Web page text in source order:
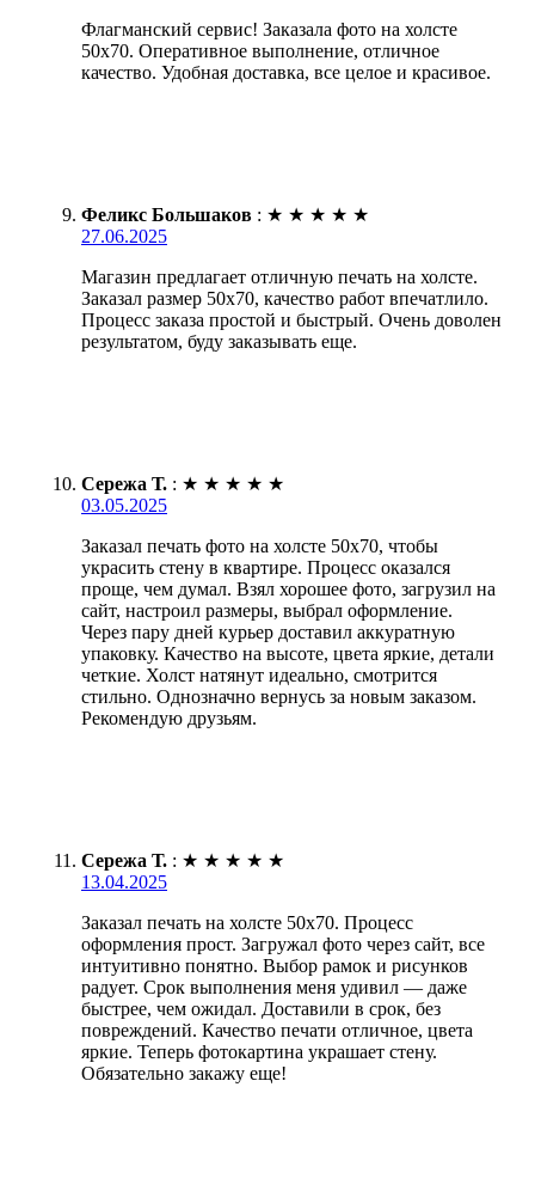
Флагманский сервис! Заказала фото на холсте
50х70. Оперативное выполнение, отличное
качество. Удобная доставка, все целое и красивое.
Феликс Большаков : ★ ★ ★ ★ ★
27.06.2025
Магазин предлагает отличную печать на холсте.
Заказал размер 50х70, качество работ впечатлило.
Процесс заказа простой и быстрый. Очень доволен
результатом, буду заказывать еще.
Сережа Т. : ★ ★ ★ ★ ★
03.05.2025
Заказал печать фото на холсте 50х70, чтобы
украсить стену в квартире. Процесс оказался
проще, чем думал. Взял хорошее фото, загрузил на
сайт, настроил размеры, выбрал оформление.
Через пару дней курьер доставил аккуратную
упаковку. Качество на высоте, цвета яркие, детали
четкие. Холст натянут идеально, смотрится
стильно. Однозначно вернусь за новым заказом.
Рекомендую друзьям.
Сережа Т. : ★ ★ ★ ★ ★
13.04.2025
Заказал печать на холсте 50х70. Процесс
оформления прост. Загружал фото через сайт, все
интуитивно понятно. Выбор рамок и рисунков
радует. Срок выполнения меня удивил — даже
быстрее, чем ожидал. Доставили в срок, без
повреждений. Качество печати отличное, цвета
яркие. Теперь фотокартина украшает стену.
Обязательно закажу еще!